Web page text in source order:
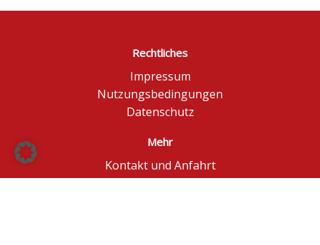
Rechtliches
Impressum
Nutzungsbedingungen
Datenschutz
Mehr
Kontakt und Anfahrt
Börse Düsseldorf